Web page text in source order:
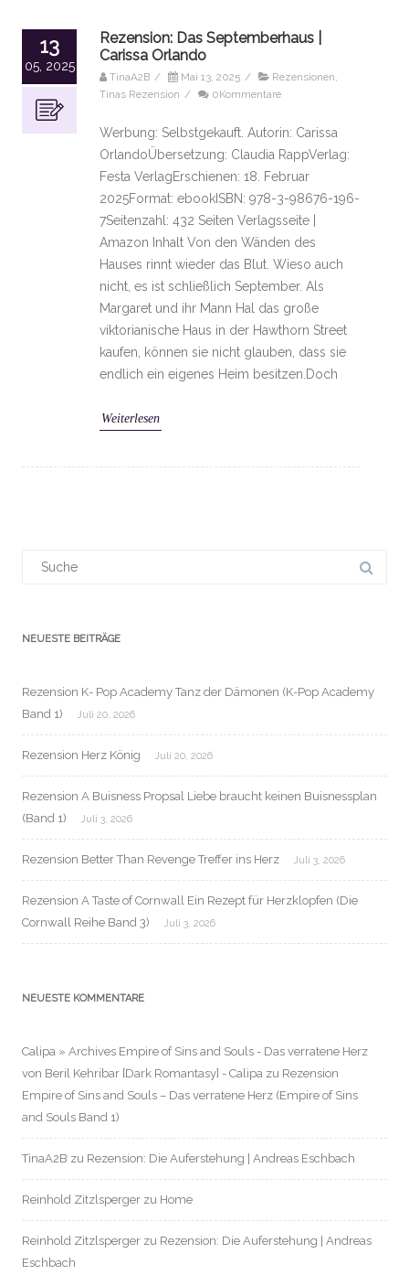
13
05, 2025
Rezension: Das Septemberhaus |
Carissa Orlando
TinaA2B / Mai 13, 2025 / Rezensionen,
Tinas Rezension / 0Kommentare
Werbung: Selbstgekauft. Autorin: Carissa
OrlandoÜbersetzung: Claudia RappVerlag:
Festa VerlagErschienen: 18. Februar
2025Format: ebookISBN: 978-3-98676-196-
7Seitenzahl: 432 Seiten Verlagsseite |
Amazon Inhalt Von den Wänden des
Hauses rinnt wieder das Blut. Wieso auch
nicht, es ist schließlich September. Als
Margaret und ihr Mann Hal das große
viktorianische Haus in der Hawthorn Street
kaufen, können sie nicht glauben, dass sie
endlich ein eigenes Heim besitzen.Doch
Weiterlesen
NEUESTE BEITRÄGE
Rezension K- Pop Academy Tanz der Dämonen (K-Pop Academy
Band 1)
Juli 20, 2026
Rezension Herz König Juli 20, 2026
Rezension A Buisness Propsal Liebe braucht keinen Buisnessplan
(Band 1)
Juli 3, 2026
Rezension Better Than Revenge Treffer ins Herz Juli 3, 2026
Rezension A Taste of Cornwall Ein Rezept für Herzklopfen (Die
Cornwall Reihe Band 3)
Juli 3, 2026
NEUESTE KOMMENTARE
Calipa » Archives Empire of Sins and Souls - Das verratene Herz
von Beril Kehribar [Dark Romantasy] - Calipa zu Rezension
Empire of Sins and Souls – Das verratene Herz (Empire of Sins
and Souls Band 1)
TinaA2B zu Rezension: Die Auferstehung | Andreas Eschbach
Reinhold Zitzlsperger zu Home
Reinhold Zitzlsperger zu Rezension: Die Auferstehung | Andreas
Eschbach